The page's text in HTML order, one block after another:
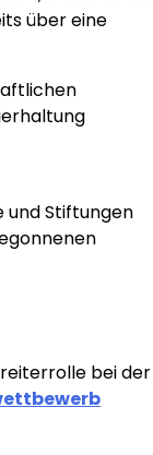
über eine
und Stiftungen
bei der